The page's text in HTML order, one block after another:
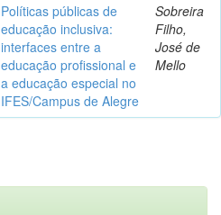
Políticas públicas de
educação inclusiva:
interfaces entre a
educação profissional e
a educação especial no
IFES/Campus de Alegre
Sobreira
Filho,
José de
Mello